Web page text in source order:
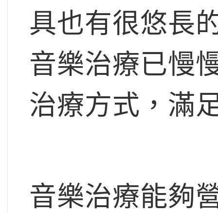
具也有很悠長
音樂治療已慢
治療方式，滿
音樂治療能夠